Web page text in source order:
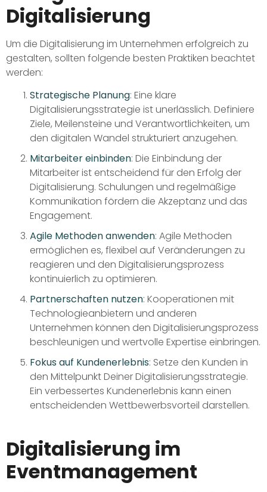
Digitalisierung
Um die Digitalisierung im Unternehmen erfolgreich zu
gestalten, sollten folgende besten Praktiken beachtet
werden:
Strategische Planung: Eine klare
Digitalisierungsstrategie ist unerlässlich. Definiere
Ziele, Meilensteine und Verantwortlichkeiten, um
den digitalen Wandel strukturiert anzugehen.
Mitarbeiter einbinden: Die Einbindung der
Mitarbeiter ist entscheidend für den Erfolg der
Digitalisierung. Schulungen und regelmäßige
Kommunikation fördern die Akzeptanz und das
Engagement.
Agile Methoden anwenden: Agile Methoden
ermöglichen es, flexibel auf Veränderungen zu
reagieren und den Digitalisierungsprozess
kontinuierlich zu optimieren.
Partnerschaften nutzen: Kooperationen mit
Technologieanbietern und anderen
Unternehmen können den Digitalisierungsprozess
beschleunigen und wertvolle Expertise einbringen.
Fokus auf Kundenerlebnis: Setze den Kunden in
den Mittelpunkt Deiner Digitalisierungsstrategie.
Ein verbessertes Kundenerlebnis kann einen
entscheidenden Wettbewerbsvorteil darstellen.
Digitalisierung im
Eventmanagement